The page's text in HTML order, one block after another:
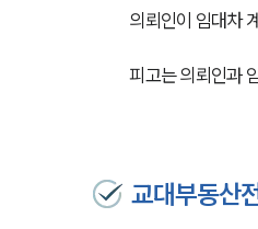
의뢰인이 임대차
피고는 의뢰인과
교대부동산